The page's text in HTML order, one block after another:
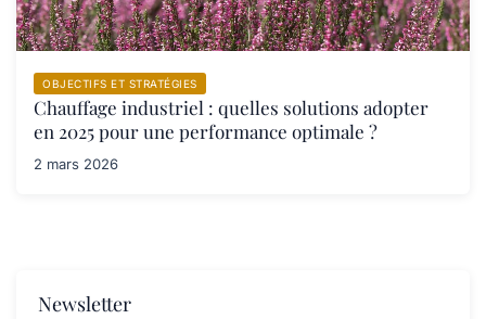
OBJECTIFS ET STRATÉGIES
Chauffage industriel : quelles solutions adopter
en 2025 pour une performance optimale ?
2 mars 2026
Newsletter